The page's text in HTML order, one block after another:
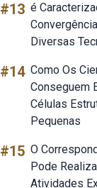
#13 é
Diversas
#14 Como Os
Conseguem
Células
Pequenas
#15 O
Pode
Atividades